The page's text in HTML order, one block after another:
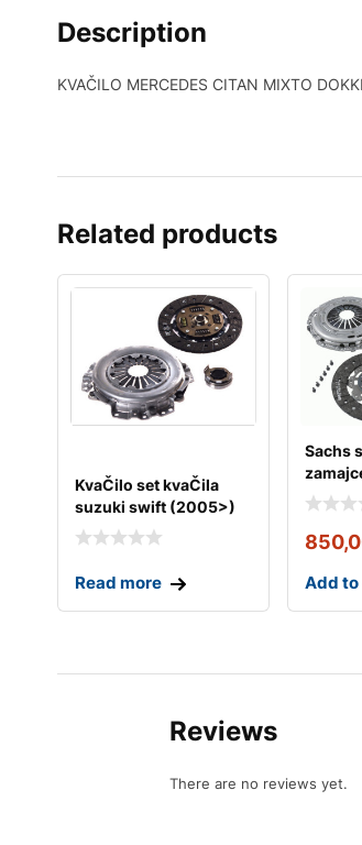
Description
KVAČILO MERCEDES CITAN MIXTO
Related products
KvaČilo set kvaČila
suzuki swift (2005>)
1.3i
Read more
Sachs
a3
Add
Reviews
There are no reviews yet.